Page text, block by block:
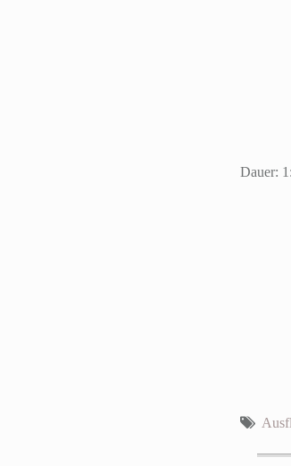
Dauer: